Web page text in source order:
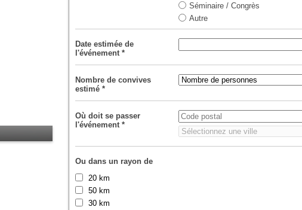
Séminaire / Congrès
Autre
Date estimée de
l'événement *
Nombre de convives
estimé *
Où doit se passer
l'événement *
Ou dans un rayon de
20 km
50 km
30 km